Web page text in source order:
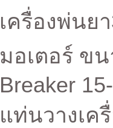
เครื่องพ่นย
มอเตอร์ ขน
Breaker
แท่นวางเค